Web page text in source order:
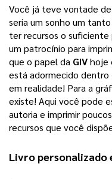
Você já teve vontade
seria um sonho um
ter recursos o suficiente
um patrocínio para
que o papel da GIVhoje
está adormecido dentro
em realidade! Para a
existe! Aqui você pode
autoria e imprimir
recursos que você
Livro personalizado